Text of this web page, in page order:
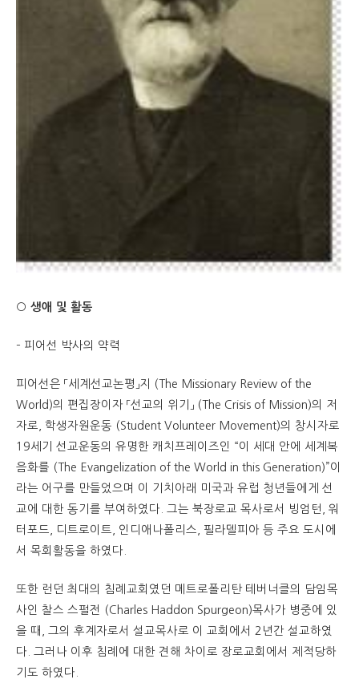
○ 생애 및 활동
– 피어선 박사의 약력
피어선은 「세계선교논평」지 (The Missionary Review of the
World)의 편집장이자 「선교의 위기」 (The Crisis of Mission)의 저
자로, 학생자원운동 (Student Volunteer Movement)의 창시자로
19세기 선교운동의 유명한 캐치프레이즈인 “이 세대 안에 세계복
음화를 (The Evangelization of the World in this Generation)”이
라는 어구를 만들었으며 이 기치아래 미국과 유럽 청년들에게 선
교에 대한 동기를 부여하였다. 그는 북장로교 목사로서 빙엄턴, 워
터포드, 디트로이트, 인디애나폴리스, 필라델피아 등 주요 도시에
서 목회활동을 하였다.
또한 런던 최대의 침례교회였던 메트로폴리탄 테버너클의 담임목
사인 찰스 스펄전 (Charles Haddon Spurgeon)목사가 병중에 있
을 때, 그의 후계자로서 설교목사로 이 교회에서 2년간 설교하였
다. 그러나 이후 침례에 대한 견해 차이로 장로교회에서 제적당하
기도 하였다.